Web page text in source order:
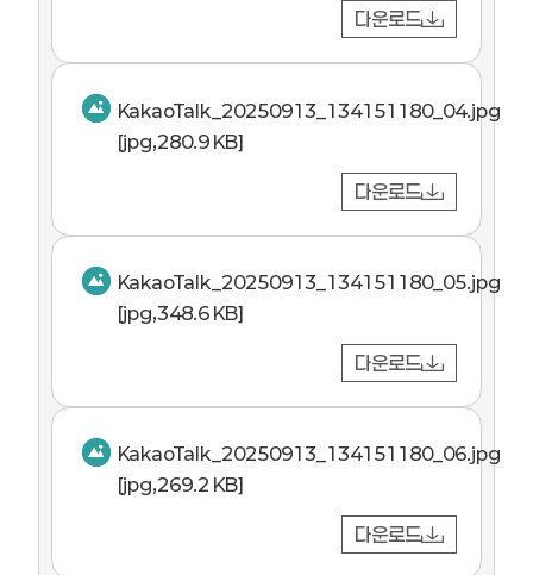
다운로드
KakaoTalk_20250913_134151180_04.jpg
[jpg,280.9 KB]
다운로드
KakaoTalk_20250913_134151180_05.jpg
[jpg,348.6 KB]
다운로드
KakaoTalk_20250913_134151180_06.jpg
[jpg,269.2 KB]
다운로드